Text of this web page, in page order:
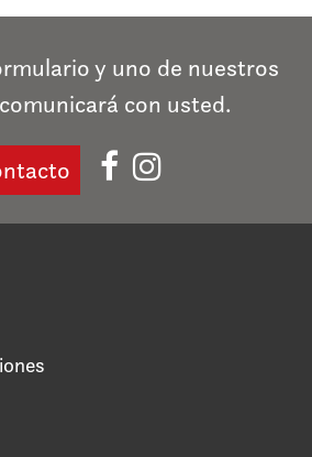
y uno de nuestros
con usted.